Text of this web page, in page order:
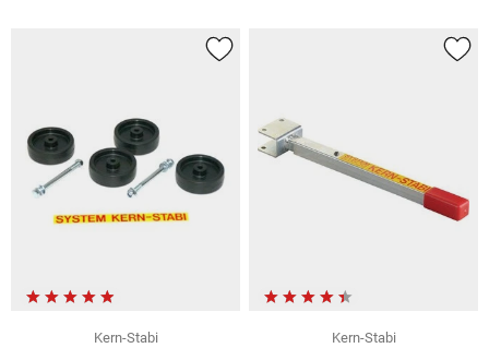
Kern-Stabi
Kern-Stabi